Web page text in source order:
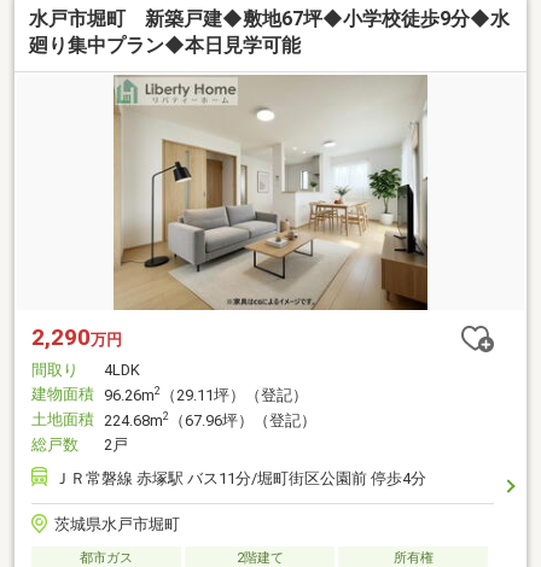
水戸市堀町 新築戸建◆敷地67坪◆小学校徒歩9分◆水
廻り集中プラン◆本日見学可能
2,290万円
間取り
4LDK
建物面積 96.26m2
（29.11坪）（登記）
土地面積 224.68m2
（67.96坪）（登記）
総戸数
2戸
ＪＲ常磐線 赤塚駅 バス11分/堀町街区公園前 停歩4分
茨城県水戸市堀町
都市ガス 2階建て
所有権